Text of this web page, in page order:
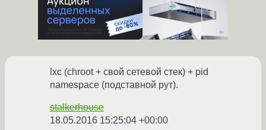
lxc (chroot + свой сетевой стек) + pid
namespace (подставной рут).
stalkerhouse
18.05.2016 15:25:04 +00:00